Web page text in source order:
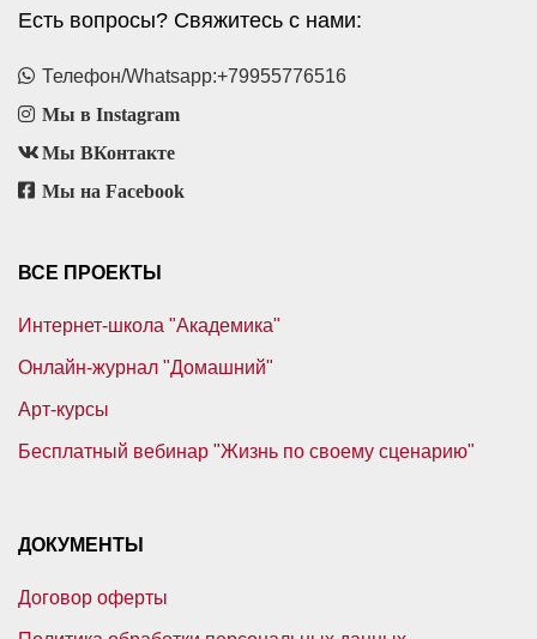
Есть вопросы? Свяжитесь с нами:
Телефон/Whatsapp:+79955776516
Мы в Instagram
Мы ВКонтакте
Мы на Facebook
ВСЕ ПРОЕКТЫ
Интернет-школа "Академика"
Онлайн-журнал "Домашний"
Арт-курсы
Бесплатный вебинар "Жизнь по своему сценарию"
ДОКУМЕНТЫ
Договор оферты